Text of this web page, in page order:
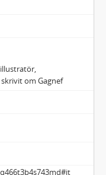
om Gagnef